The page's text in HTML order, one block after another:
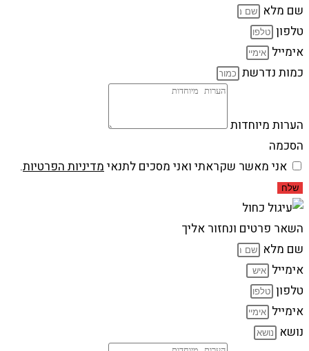
שם מלא
טלפון
אימייל
כמות נדרשת
הערות מיוחדות
הסכמה
אני מאשר שקראתי ואני מסכים לתנאימדיניות הפרטיות.
שלח
השאר פרטים ונחזור אליך
שם מלא
אימייל
טלפון
אימייל
נושא